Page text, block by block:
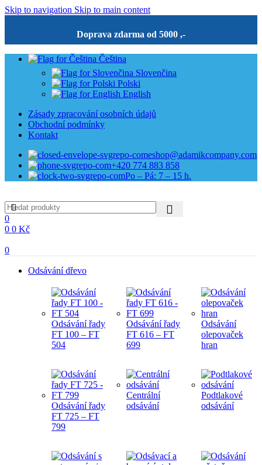
Skip to navigation Skip to main content
Doprava zdarma od 5000 ,-
Čeština
Slovenčina
Polski
English
Zásady zpracování osobních údajů
Obchodní podmínky
Kontakt
eshop@adamikcompany.com
+420 774 883 858
Po – Pá: 7 – 15 h.
0
0 0 Kč
0
Odsávání dřevo
Odsávání řady
FT 100 – FT
504
Odsávání řady
FT 616 – FT
699
Odsávání
olepovaček
hran
Odsávání řady
FT 725 – FT
799
Centrální
odsávání
Podtlakové
odsávání